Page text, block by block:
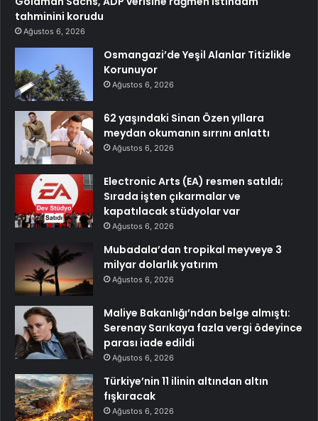
tahminini korudu
Ağustos 6, 2026
Osmangazi’de Yeşil Alanlar Titizlikle
Korunuyor
Ağustos 6, 2026
62 yaşındaki Sinan Özen yıllara
meydan okumanın sırrını anlattı
Ağustos 6, 2026
Electronic Arts (EA) resmen satıldı;
Sırada işten çıkarmalar ve
kapatılacak stüdyolar var
Ağustos 6, 2026
Mubadala’dan tropikal meyveye 3
milyar dolarlık yatırım
Ağustos 6, 2026
Maliye Bakanlığı’ndan belge almıştı:
Serenay Sarıkaya fazla vergi ödeyince
parası iade edildi
Ağustos 6, 2026
Türkiye’nin 11 ilinin altından altın
fışkıracak
Ağustos 6, 2026